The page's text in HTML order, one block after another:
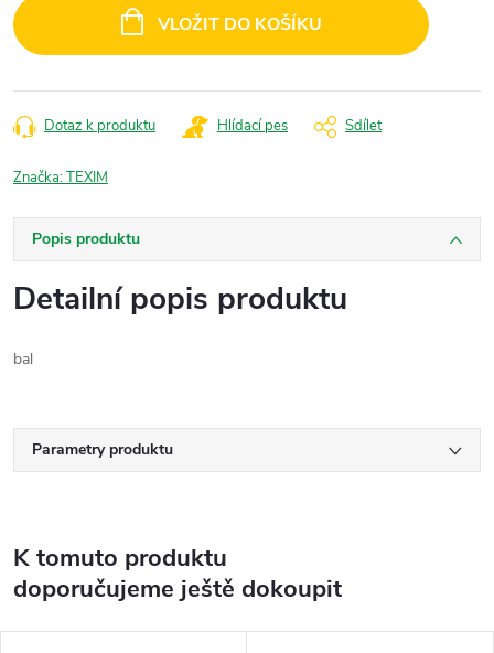
cena:
VLOŽIT DO KOŠÍKU
Dotaz k produktu Hlídací pes Sdílet
Značka:TEXIM
Popis produktu
Detailní popis produktu
bal
Parametry produktu
K tomuto produktu
doporučujeme ještě dokoupit